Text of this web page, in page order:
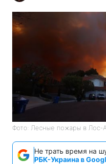
Фото: Лесные пожары в Лос-
Не трать время на
РБК-Украина в